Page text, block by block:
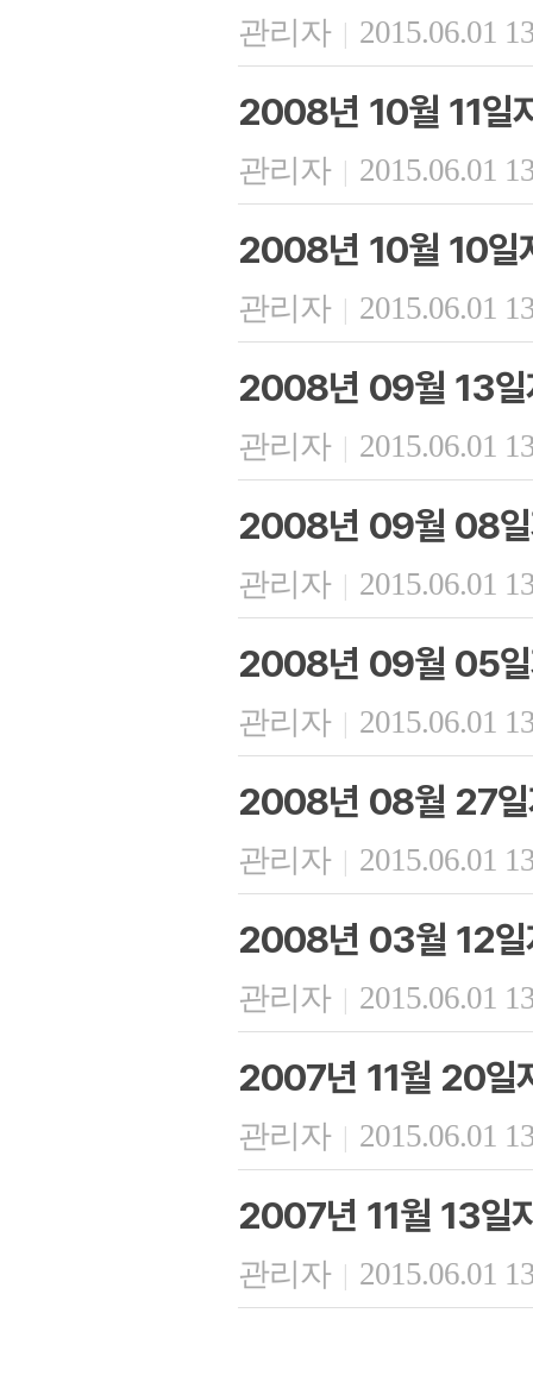
관리자 | 2015.06.01
2008년 10월 11일
관리자 | 2015.06.01
2008년 10월 10일
관리자 | 2015.06.01
2008년 09월 13일
관리자 | 2015.06.01
2008년 09월 08일
관리자 | 2015.06.01
2008년 09월 05일
관리자 | 2015.06.01
2008년 08월 27일
관리자 | 2015.06.01
2008년 03월 12일
관리자 | 2015.06.01
2007년 11월 20일
관리자 | 2015.06.01
2007년 11월 13일
관리자 | 2015.06.01